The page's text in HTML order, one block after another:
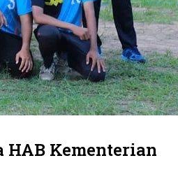
Kementerian